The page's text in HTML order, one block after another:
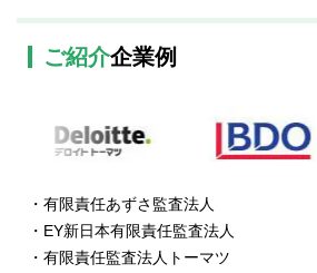
ご紹介企業例
・有限責任あずさ監査法人
・EY新日本有限責任監査法人
・有限責任監査法人トーマツ